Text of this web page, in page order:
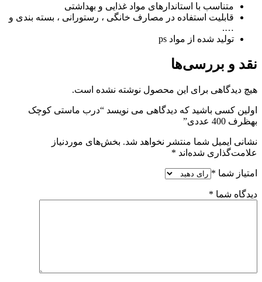
متناسب با استاندارهای مواد غذایی و بهداشتی
قابلیت استفاده در مصارف خانگی ، رستورانی ، بسته بندی و
….
تولید شده از مواد ps
نقد و بررسی‌ها
هیچ دیدگاهی برای این محصول نوشته نشده است.
اولین کسی باشید که دیدگاهی می نویسد “درب ماستی کوچک
بهظرف 400 عددی”
نشانی ایمیل شما منتشر نخواهد شد. بخش‌های موردنیاز
علامت‌گذاری شده‌اند *
امتیاز شما *
دیدگاه شما *